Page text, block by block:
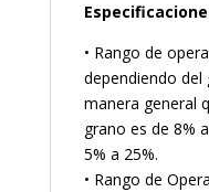
• Rango de
dependiendo del
manera general
grano es de 8%
5% a 25%.
• Rango de